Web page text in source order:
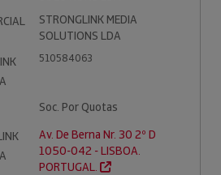
STRONGLINK MEDIA
SOLUTIONS LDA
510584063
Soc. Por Quotas
Av. De Berna Nr. 30 2º D
1050-042 - LISBOA.
PORTUGAL.